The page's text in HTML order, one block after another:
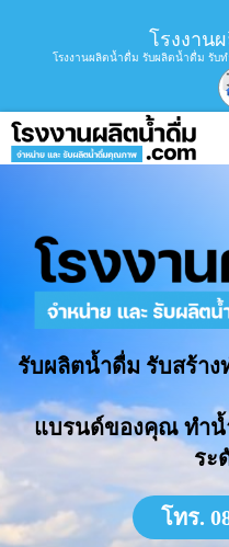
โรงงาน
โรงงานผลิตน้ำดื่ม รับผลิตน้ำดื่ม รั
รับผลิตน้ำดื่ม รับสร้า
แบรนด์ของคุณ ทำน้
ระ
โทร.